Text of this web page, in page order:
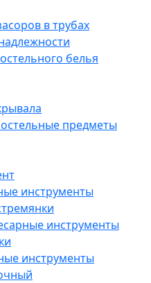
в трубах
белья
предметы
инструменты
инструменты
инструменты